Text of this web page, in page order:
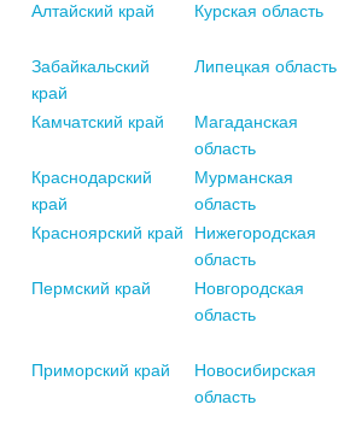
Алтайский край
Курская область
Забайкальский
край
Липецкая область
Камчатский край
Магаданская
область
Краснодарский
край
Мурманская
область
Красноярский край
Нижегородская
область
Пермский край
Новгородская
область
Приморский край
Новосибирская
область